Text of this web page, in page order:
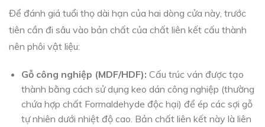
Để đánh giá tuổi thọ dài hạn của hai dòng cửa này, trước
tiên cần đi sâu vào bản chất của chất liên kết cấu thành
nên phôi vật liệu:
Gỗ công nghiệp (MDF/HDF): Cấu trúc ván được tạo
thành bằng cách sử dụng keo dán công nghiệp (thường
chứa hợp chất Formaldehyde độc hại) để ép các sợi gỗ
tự nhiên dưới nhiệt độ cao. Bản chất liên kết này là liên